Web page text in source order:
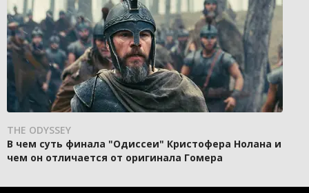
THE ODYSSEY
В чем суть финала "Одиссеи" Кристофера Нолана и
чем он отличается от оригинала Гомера